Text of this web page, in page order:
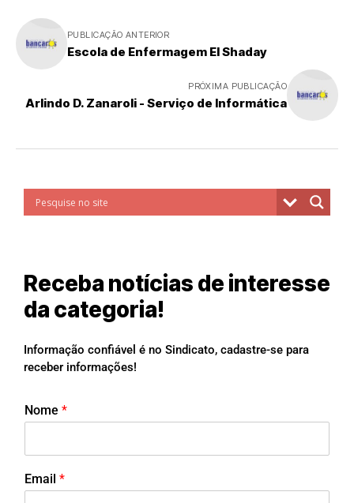
PUBLICAÇÃO ANTERIOR
Escola de Enfermagem El Shaday
PRÓXIMA PUBLICAÇÃO
Arlindo D. Zanaroli - Serviço de Informática
Receba notícias de interesse
da categoria!
Informação confiável é no Sindicato, cadastre-se para
receber informações!
Nome *
Email *